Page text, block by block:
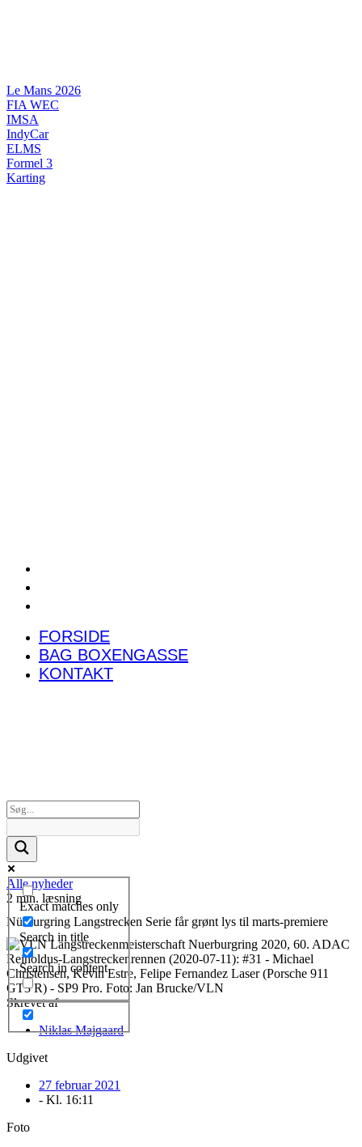
Le Mans 2026
FIA WEC
IMSA
IndyCar
ELMS
Formel 3
Karting
FORSIDE
BAG BOXENGASSE
KONTAKT
Exact matches only
Search in title
Search in content
Alle nyheder
2 min. læsning
Nürburgring Langstrecken Serie får grønt lys til marts-premiere
Skrevet af
Niklas Majgaard
Udgivet
27 februar 2021
- Kl. 16:11
Foto